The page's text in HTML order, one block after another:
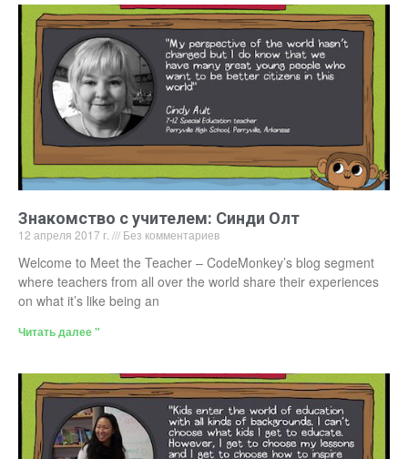
Знакомство с учителем: Синди Олт
12 апреля 2017 г. Без комментариев
Welcome to Meet the Teacher – CodeMonkey’s blog segment
where teachers from all over the world share their experiences
on what it’s like being an
Читать далее "